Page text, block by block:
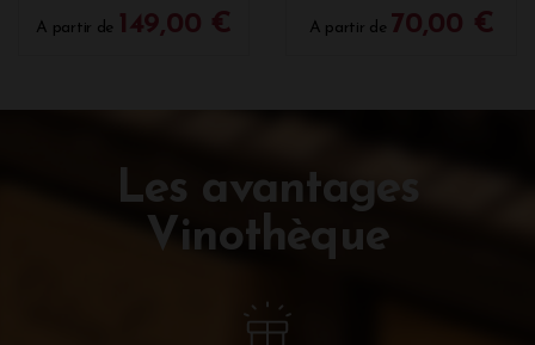
A partir de 149,00 € A partir de 70,00 €
Les avantages
Vinothèque